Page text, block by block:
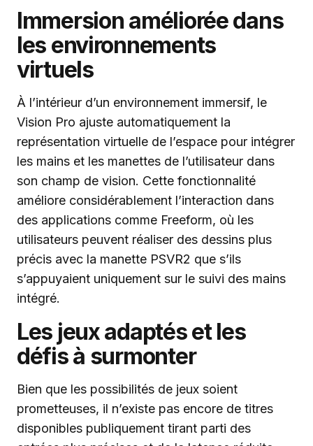
Immersion améliorée dans
les environnements
virtuels
À l’intérieur d’un environnement immersif, le
Vision Pro ajuste automatiquement la
représentation virtuelle de l’espace pour intégrer
les mains et les manettes de l’utilisateur dans
son champ de vision. Cette fonctionnalité
améliore considérablement l’interaction dans
des applications comme Freeform, où les
utilisateurs peuvent réaliser des dessins plus
précis avec la manette PSVR2 que s’ils
s’appuyaient uniquement sur le suivi des mains
intégré.
Les jeux adaptés et les
défis à surmonter
Bien que les possibilités de jeux soient
prometteuses, il n’existe pas encore de titres
disponibles publiquement tirant parti des